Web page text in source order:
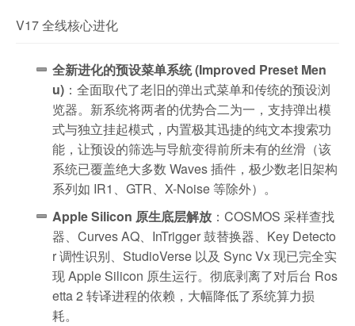
V17 全线核心进化
全新进化的预设菜单系统 (Improved Preset Men
u) ：全面取代了老旧的弹出式菜单和传统的预设浏
览器。新系统将两者的优势合二为一，支持弹出模
式与独立挂起模式，内置极其迅捷的纯文本搜索功
能，让预设的筛选与导航变得前所未有的丝滑（该
系统已覆盖绝大多数 Waves 插件，极少数老旧架构
系列如 IR1、GTR、X-Noise 等除外）。
Apple Silicon 原生底层解放 ：COSMOS 采样查找
器、Curves AQ、InTrigger 鼓替换器、Key Detecto
r 调性识别、StudioVerse 以及 Sync Vx 现已完全实
现 Apple Silicon 原生运行。彻底剥离了对后台 Ros
etta 2 转译进程的依赖，大幅降低了系统算力损
耗。